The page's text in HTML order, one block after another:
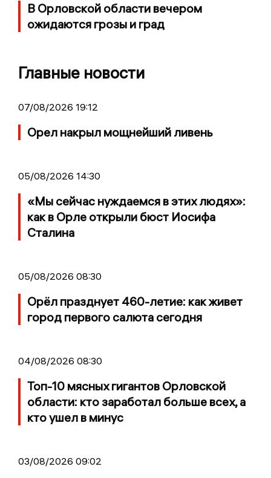
В Орловской области вечером
ожидаются грозы и град
Главные новости
07/08/2026 19:12
Орел накрыл мощнейший ливень
05/08/2026 14:30
«Мы сейчас нуждаемся в этих людях»:
как в Орле открыли бюст Иосифа
Сталина
05/08/2026 08:30
Орёл празднует 460-летие: как живет
город первого салюта сегодня
04/08/2026 08:30
Топ-10 мясных гигантов Орловской
области: кто заработал больше всех, а
кто ушел в минус
03/08/2026 09:02